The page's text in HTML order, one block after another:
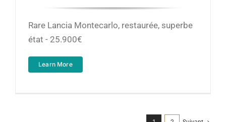
Rare Lancia Montecarlo, restaurée, superbe
état - 25.900€
Learn More